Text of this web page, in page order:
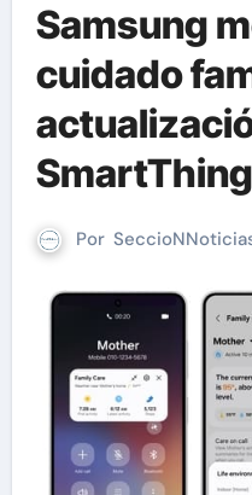
Samsung
cuidado
Por